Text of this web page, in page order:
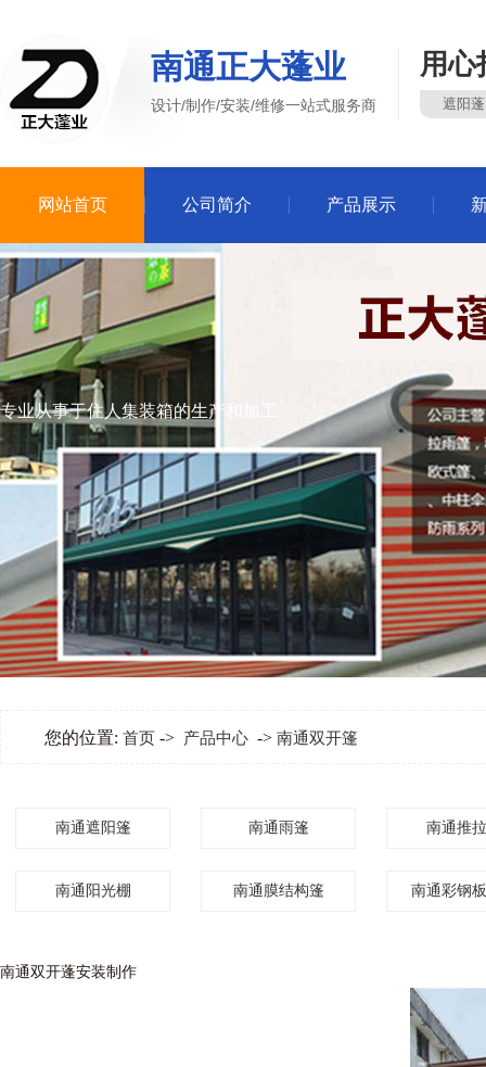
南通正大蓬业
设计/制作/安装/维修一站式服务商
用心
遮阳蓬
网站首页 公司简介 产品展示
专业从事于住人集装箱的生产和加工
您的位置: 首页 -> 产品中心 -> 南通双开篷
南通遮阳篷 南通雨篷 南通推
南通阳光棚 南通膜结构篷 南通彩钢
南通双开蓬安装制作